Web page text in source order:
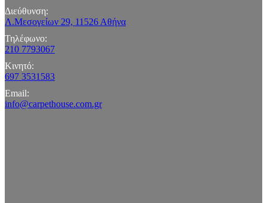
Διεύθυνση:
Λ.Μεσογείων 29, 11526 Αθήνα
Τηλέφωνο:
210 7793067
Κινητό:
697 3531583
Email:
info@carpethouse.com.gr